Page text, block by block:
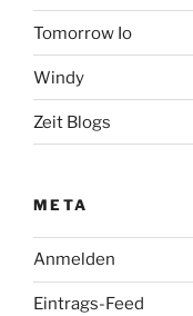
Tomorrow Io
Windy
Zeit Blogs
META
Anmelden
Eintrags-Feed